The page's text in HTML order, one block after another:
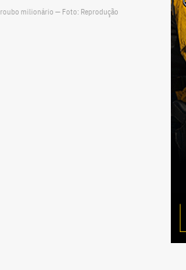
milionário — Foto: Reprodução